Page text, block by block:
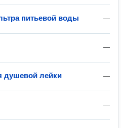
—
питьевой воды
—
—
душевой лейки
—